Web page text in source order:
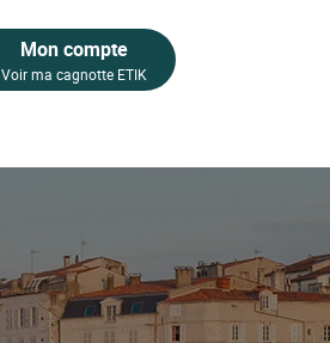
Mon compte
Voir ma cagnotte ETIK